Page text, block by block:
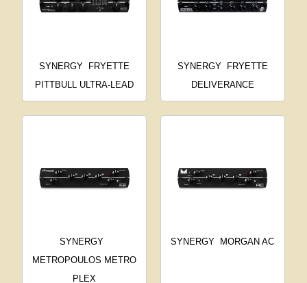
SYNERGY
FRYETTE
PITTBULL ULTRA-LEAD
SYNERGY
FRYETTE
DELIVERANCE
SYNERGY
METROPOULOS METRO
PLEX
SYNERGY MORGAN AC